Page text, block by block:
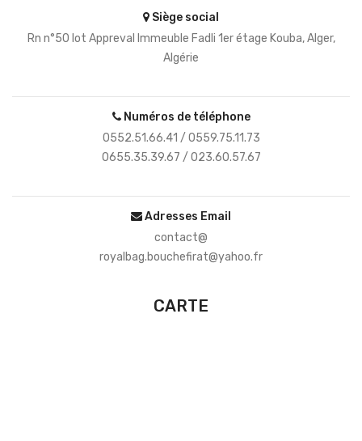
Siège social
Rn n°50 lot Appreval Immeuble Fadli 1er étage Kouba, Alger,
Algérie
Numéros de téléphone
0552.51.66.41 / 0559.75.11.73
0655.35.39.67 / 023.60.57.67
Adresses Email
contact@
royalbag.bouchefirat@yahoo.fr
CARTE